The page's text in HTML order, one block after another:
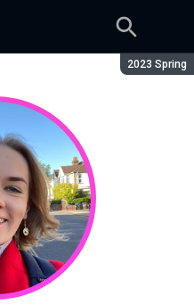
Сезон:
2023 Spring